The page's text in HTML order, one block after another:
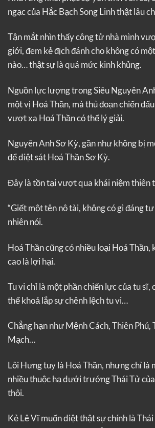
ngạc của Hắc Bạch Song Linh thật lâu
Tận mắt nhìn thấy công tử nhà mình
giới, đem kẻ địch đánh cho không có
nào… thật sự là quá mức kinh khủng.
Nguồn lực lượng trong Siêu Nguyên
một vị Hoá Thần, mà thủ đoạn chiến
vượt xa Hoá Thần có thể lý giải.
Nguyên Anh Sơ Kỳ, gần như không bị
để diệt sát Hoá Thần Sơ Kỳ.
Đây là tồn tại vượt qua khái niệm thiên
“Giết một tên nô tài, không có gì đáng
nhiên nói.
Hoá Thần cũng có nhiều loại Hoá Thần,
cao là lợi hại.
Tu vi chỉ là một phần chiến lực của tu sĩ,
thể khoả lắp sự chênh lệch tu vi…
Chẳng hạn như Mệnh Cách, Thiên
Mạch…
Lôi Hưng tuy là Hoá Thần, nhưng chỉ là
nhiều thuộc hạ dưới trướng Thái Tử
thôi.
Kẻ Lê Vĩ muốn diệt thật sự chính là